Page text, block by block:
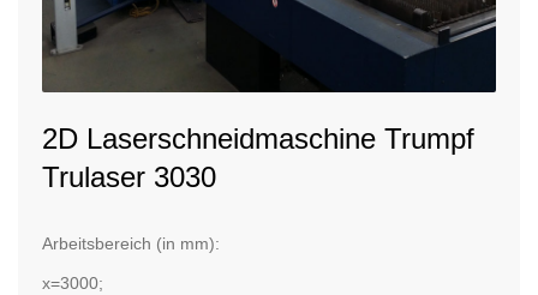
2D Laserschneidmaschine Trumpf
Trulaser 3030
Arbeitsbereich (in mm):
x=3000;